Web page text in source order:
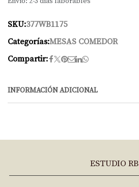
SKU:377WB1175
Categorías:MESAS COMEDOR
Compartir:
INFORMACIÓN ADICIONAL
ESTUDIO RB